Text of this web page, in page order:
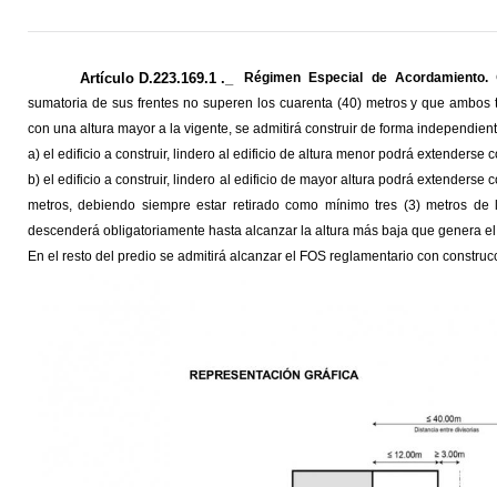
Artículo D.223.169.1 ._ Régimen Especial de Acordamiento.
sumatoria de sus frentes no superen los cuarenta (40) metros y que
con una altura mayor a la vigente, se admitirá construir de forma
a) el edificio a construir, lindero al edificio de altura menor podrá extenderse
b) el edificio a construir, lindero al edificio de mayor altura podrá extenderse
metros, debiendo siempre estar retirado como mínimo tres (3) metros
descenderá obligatoriamente hasta alcanzar la altura más baja que genera
En el resto del predio se admitirá alcanzar el FOS reglamentario con